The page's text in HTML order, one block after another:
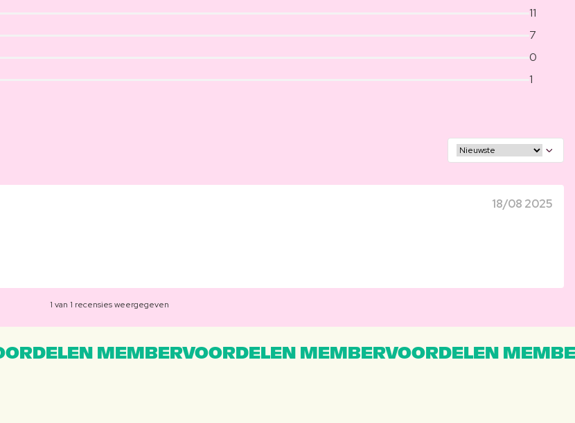
11
7
0
1
18/08 2025
1 van 1 recensies weergegeven
MEMBERVOORDELEN MEMBERVOORDELEN